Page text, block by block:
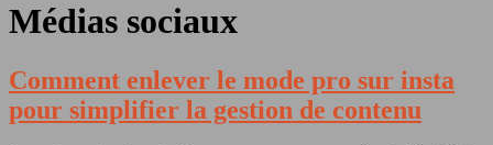
Médias sociaux
Comment enlever le mode pro sur insta
pour simplifier la gestion de contenu